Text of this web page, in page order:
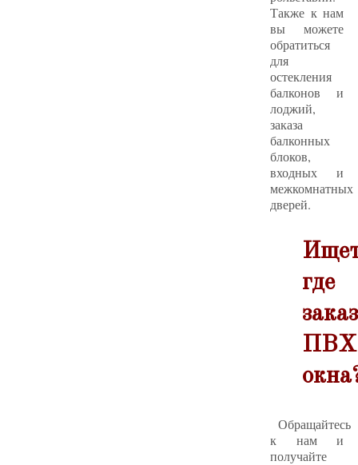
Также к нам
вы можете
обратиться
для
остекления
балконов и
лоджий,
заказа
балконных
блоков,
входных и
межкомнатных
дверей.
где
ПВХ
Обращайтесь
к нам и
получайте